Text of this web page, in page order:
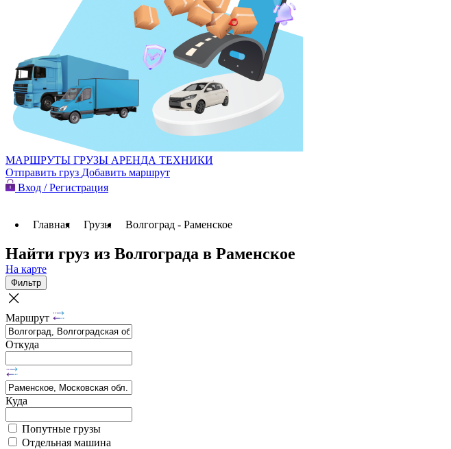
МАРШРУТЫ ГРУЗЫ АРЕНДА ТЕХНИКИ
Отправить груз Добавить маршрут
Вход / Регистрация
Главная Грузы Волгоград - Раменское
Найти груз из Волгограда в Раменское
На карте
Фильтр
Маршрут
Откуда
Куда
Попутные грузы
Отдельная машина